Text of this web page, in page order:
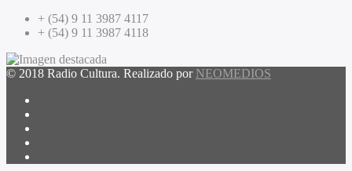
+ (54) 9 11 3987 4117
+ (54) 9 11 3987 4118
© 2018 Radio Cultura. Realizado por NEOMEDIOS